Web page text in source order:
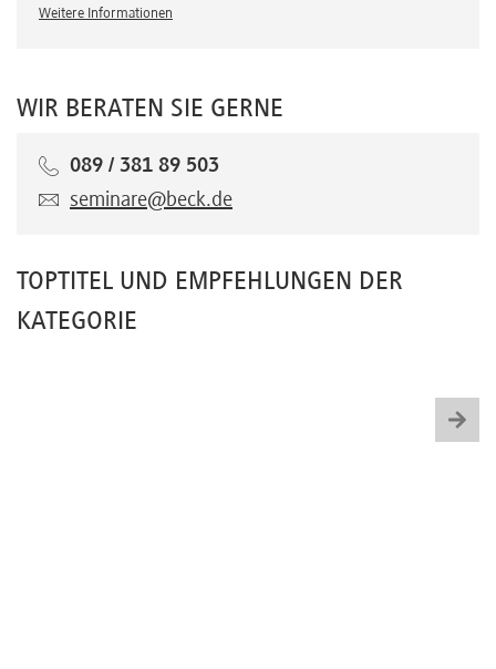
Weitere Informationen
WIR BERATEN SIE GERNE
089 / 381 89 503
seminare@beck.de
TOPTITEL UND EMPFEHLUNGEN DER
KATEGORIE